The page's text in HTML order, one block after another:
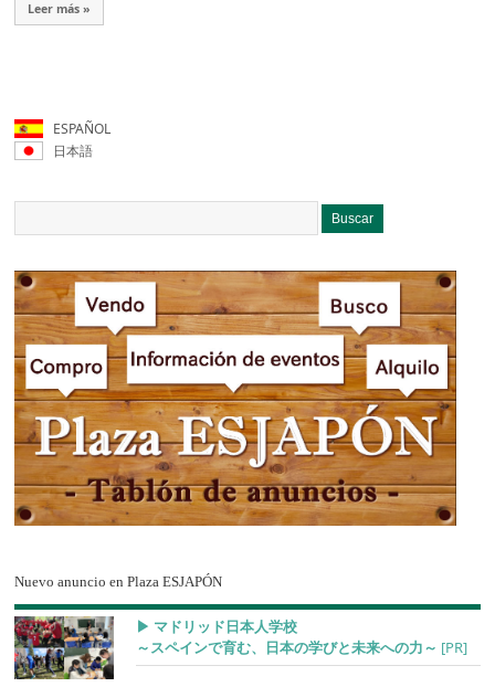
Leer más »
ESPAÑOL
日本語
Nuevo anuncio en Plaza ESJAPÓN
▶︎ マドリッド日本人学校
～スペインで育む、日本の学びと未来への力～ [PR]